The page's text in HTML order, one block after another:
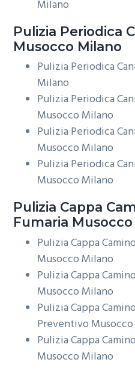
Milano
Pulizia Periodica
Musocco Milano
Pulizia Periodica
Milano
Pulizia Periodica
Musocco Milano
Pulizia Periodica
Musocco Milano
Pulizia Periodica
Musocco Milano
Pulizia Cappa
Fumaria
Pulizia Cappa
Musocco Milano
Pulizia Cappa
Musocco Milano
Pulizia Cappa
Preventivo
Pulizia Cappa
Musocco Milano